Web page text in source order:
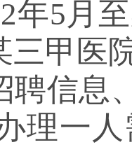
年5月
三甲医
聘信息
理一